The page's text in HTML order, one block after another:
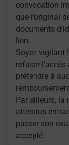
convocation
que l'original
documents
lien.
Soyez vigilant
refuser l'accès
prétendre à
Par ailleurs, la
attendus
passer son
accepté.